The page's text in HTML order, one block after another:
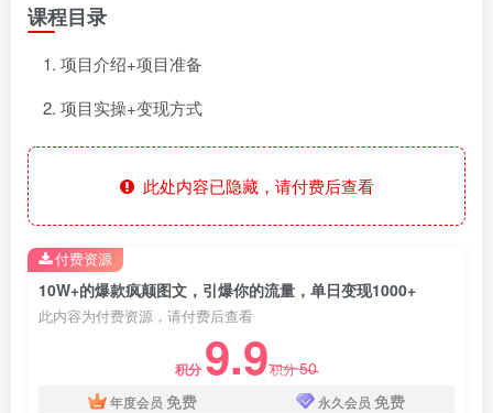
课程目录
项目介绍+项目准备
项目实操+变现方式
此处内容已隐藏，请付费后查看
10W+的爆款疯颠图文，引爆你的流量，单日变现1000+
此内容为付费资源，请付费后查看
积分 9.9积分50
年度会员 免费 永久会员 免费
付费资源